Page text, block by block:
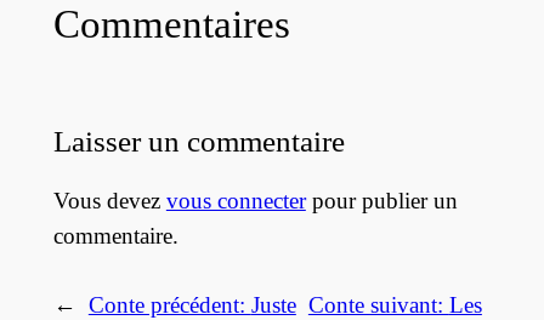
Commentaires
Laisser un commentaire
Vous devez vous connecterpour publier un
commentaire.
← Conte précédent: Juste Conte suivant: Les